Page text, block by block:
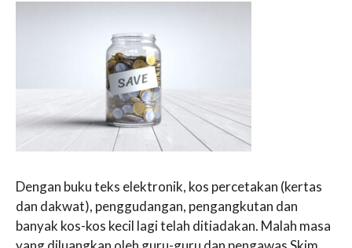
Dengan buku teks elektronik, kos percetakan (kertas
dan dakwat), penggudangan, pengangkutan dan
banyak kos-kos kecil lagi telah ditiadakan. Malah masa